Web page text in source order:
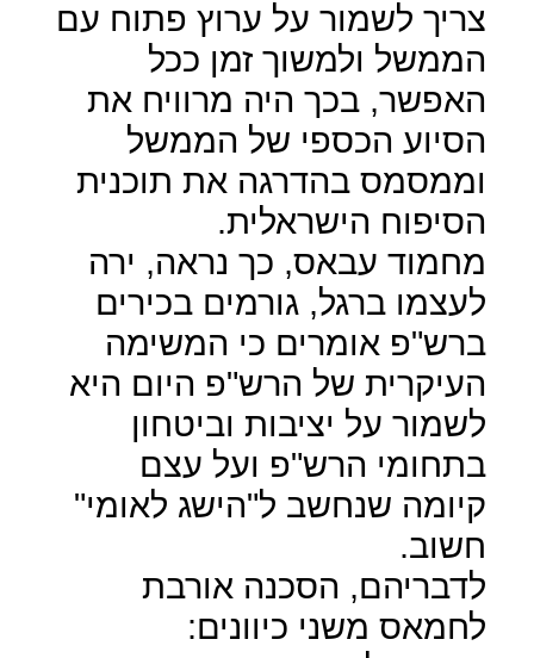
צריך לשמור על ערוץ פתוח עם
הממשל ולמשוך זמן ככל
האפשר, בכך היה מרוויח את
הסיוע הכספי של הממשל
וממסמס בהדרגה את תוכנית
הסיפוח הישראלית.
מחמוד עבאס, כך נראה, ירה
לעצמו ברגל, גורמים בכירים
ברש"פ אומרים כי המשימה
העיקרית של הרש"פ היום היא
לשמור על יציבות וביטחון
בתחומי הרש"פ ועל עצם
קיומה שנחשב ל"הישג לאומי"
חשוב.
לדבריהם, הסכנה אורבת
לחמאס משני כיוונים: